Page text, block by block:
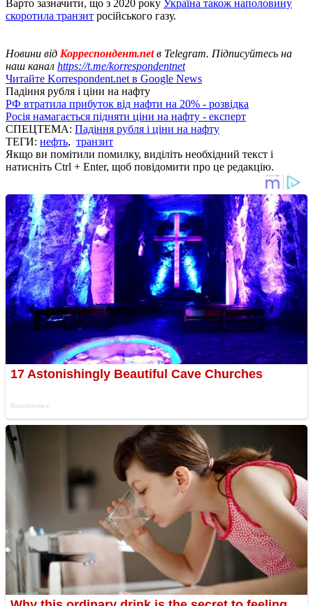
Варто зазначити, що з 2020 року Україна також наполовину
скоротила транзит російського газу.
Новини від Корреспондент.netв Telegram. Підписуйтесь на
наш канал https://t.me/korrespondentnet
Читайте Korrespondent.net в Google News
Падіння рубля і ціни на нафту
РФ втратила прибуток від нафти на 20% - розвідка
Росія намагається підняти ціни на нафту - експерт
СПЕЦТЕМА: Падіння рубля і ціни на нафту
ТЕГИ: нефть, транзит
Якщо ви помітили помилку, виділіть необхідний текст і
натисніть Ctrl + Enter, щоб повідомити про це редакцію.